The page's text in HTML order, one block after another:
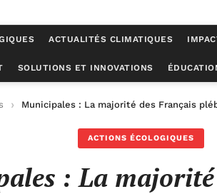
ACTUALITÉS CLIMATIQUES
SOLUTIONS ET INNOVATIONS
Municipales : La majorité des Français
ACTIONS ÉCOLOGIQUES
: La